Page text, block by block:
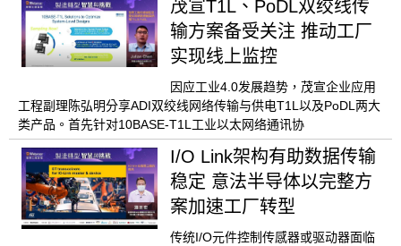
茂宣T1L、PoDL双绞线传
输方案备受关注 推动工厂
实现线上监控
因应工业4.0发展趋势，茂宣企业应用
工程副理陈弘明分享ADI双绞线网络传输与供电T1L以及PoDL两大
类产品。首先针对10BASE-T1L工业以太网络通讯协
I/O Link架构有助数据传输
稳定 意法半导体以完整方
案加速工厂转型
传统I/O元件控制传感器或驱动器面临